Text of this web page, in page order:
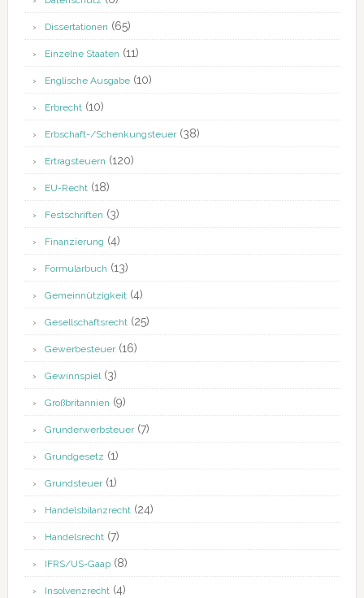
Dissertationen (65)
Einzelne Staaten (11)
Englische Ausgabe(10)
Erbrecht(10)
Erbschaft-/Schenkungsteuer(38)
Ertragsteuern (120)
EU-Recht(18)
Festschriften (3)
Finanzierung (4)
Formularbuch (13)
Gemeinnützigkeit(4)
Gesellschaftsrecht(25)
Gewerbesteuer(16)
Gewinnspiel(3)
Großbritannien (9)
Grunderwerbsteuer(7)
Grundgesetz (1)
Grundsteuer(1)
Handelsbilanzrecht(24)
Handelsrecht(7)
IFRS/US-Gaap(8)
Insolvenzrecht(4)